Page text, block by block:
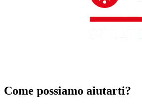
Come possiamo aiutarti?